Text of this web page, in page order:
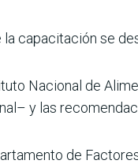
la capacitación se
Nacional de
y las
de